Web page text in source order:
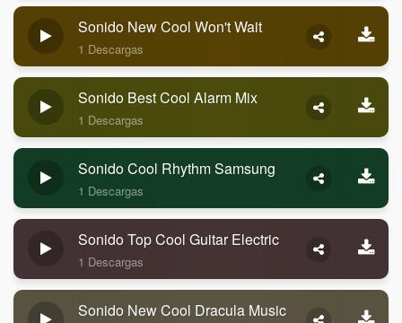
Sonido New Cool Won't Wait
1 Descargas
Sonido Best Cool Alarm Mix
1 Descargas
Sonido Cool Rhythm Samsung
1 Descargas
Sonido Top Cool Guitar Electric
1 Descargas
Sonido New Cool Dracula Music